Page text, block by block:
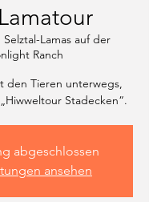
Selztal-Lamas auf der
Ranch
den Tieren unterwegs,
abgeschlossen
ansehen